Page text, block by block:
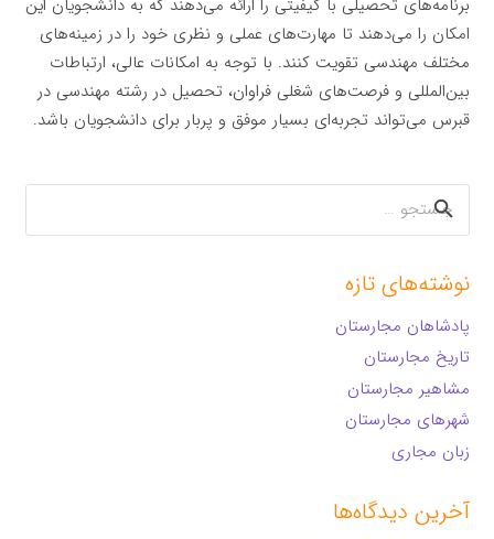
امکان را می‌دهند تا مهارت‌های عملی و نظری خود را در زمینه‌های
مختلف مهندسی تقویت کنند. با توجه به امکانات عالی، ارتباطات
بین‌المللی و فرصت‌های شغلی فراوان، تحصیل در رشته مهندسی در
قبرس می‌تواند تجربه‌ای بسیار موفق و پربار برای دانشجویان باشد.
جستجو
برای:
نوشته‌های تازه
پادشاهان مجارستان
تاریخ مجارستان
مشاهیر مجارستان
شهرهای مجارستان
زبان مجاری
آخرین دیدگاه‌ها